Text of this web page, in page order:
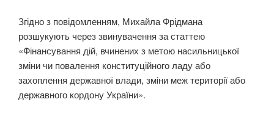
Згідно з повідомленням, Михайла Фрідмана
розшукують через звинувачення за статтею
«Фінансування дій, вчинених з метою насильницької
зміни чи повалення конституційного ладу або
захоплення державної влади, зміни меж території або
державного кордону України».